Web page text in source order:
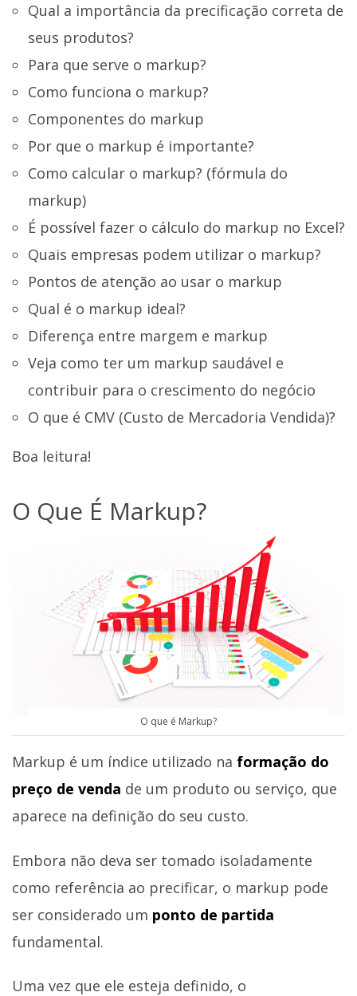
Qual a importância da precificação correta de
seus produtos?
Para que serve o markup?
Como funciona o markup?
Componentes do markup
Por que o markup é importante?
Como calcular o markup? (fórmula do
markup)
É possível fazer o cálculo do markup no Excel?
Quais empresas podem utilizar o markup?
Pontos de atenção ao usar o markup
Qual é o markup ideal?
Diferença entre margem e markup
Veja como ter um markup saudável e
contribuir para o crescimento do negócio
O que é CMV (Custo de Mercadoria Vendida)?
Boa leitura!
O Que É Markup?
O que é Markup?
Markup é um índice utilizado na formação do
preço de venda de um produto ou serviço, que
aparece na definição do seu custo.
Embora não deva ser tomado isoladamente
como referência ao precificar, o markup pode
ser considerado um ponto de partida
fundamental.
Uma vez que ele esteja definido, o